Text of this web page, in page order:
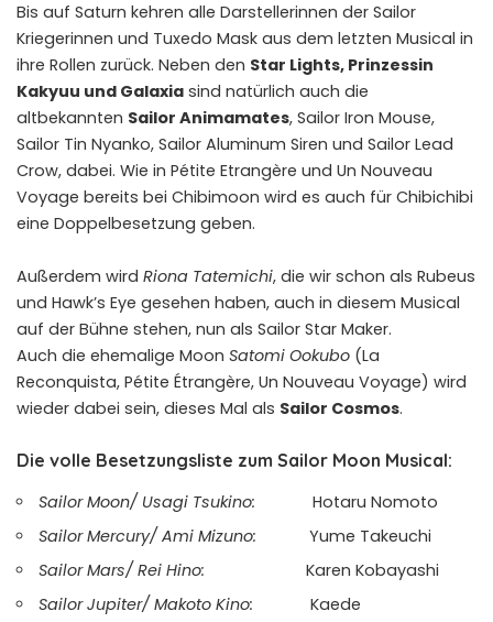
Bis auf Saturn kehren alle Darstellerinnen der Sailor
Kriegerinnen und Tuxedo Mask aus dem letzten Musical in
ihre Rollen zurück. Neben den Star Lights, Prinzessin
Kakyuu und Galaxia sind natürlich auch die
altbekannten Sailor Animamates, Sailor Iron Mouse,
Sailor Tin Nyanko, Sailor Aluminum Siren und Sailor Lead
Crow, dabei. Wie in Pétite Etrangère und Un Nouveau
Voyage bereits bei Chibimoon wird es auch für Chibichibi
eine Doppelbesetzung geben.
Außerdem wird Riona Tatemichi, die wir schon als Rubeus
und Hawk’s Eye gesehen haben, auch in diesem Musical
auf der Bühne stehen, nun als Sailor Star Maker.
Auch die ehemalige Moon Satomi Ookubo (La
Reconquista, Pétite Étrangère, Un Nouveau Voyage) wird
wieder dabei sein, dieses Mal als Sailor Cosmos.
Die volle Besetzungsliste zum Sailor Moon Musical:
Sailor Moon/ Usagi Tsukino:Hotaru Nomoto
Sailor Mercury/ Ami Mizuno:Yume Takeuchi
Sailor Mars/ Rei Hino:Karen Kobayashi
Sailor Jupiter/ Makoto Kino:Kaede